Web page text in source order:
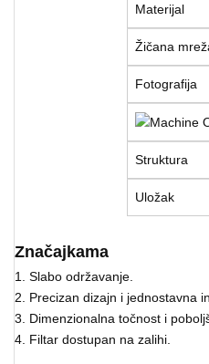
Materijal
Žičana
Fotografija
Struktura
Uložak
Značajkama
1. Slabo održavanje.
2. Precizan dizajn i jednostavna
3. Dimenzionalna točnost i
4. Filtar dostupan na zalihi.